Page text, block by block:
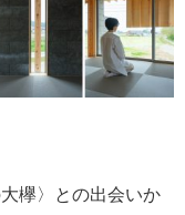
欅〉との出会いか